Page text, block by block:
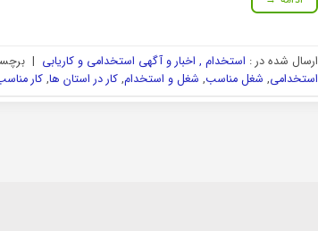
ارسال شده در : استخدام , اخبار و آگهی استخدامی و کاریابی |
استخدامی, شغل مناسب, شغل و استخدام,کار در استان ها,کار